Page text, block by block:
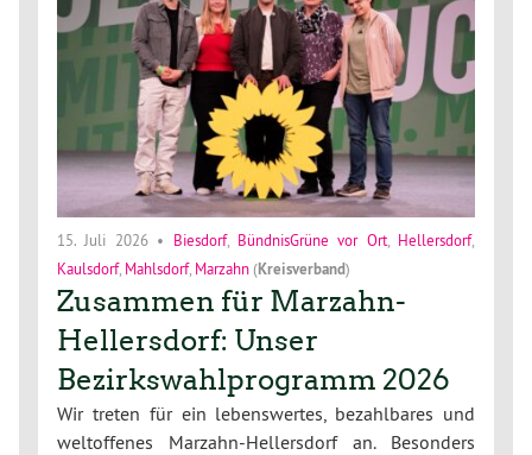
15. Juli 2026• Biesdorf, BündnisGrüne vor Ort, Hellersdorf,
Kaulsdorf, Mahlsdorf, Marzahn (Kreisverband)
Zusammen für Marzahn-
Hellersdorf: Unser
Bezirkswahlprogramm 2026
Wir treten für ein lebenswertes, bezahlbares und
weltoffenes Marzahn-Hellersdorf an. Besonders